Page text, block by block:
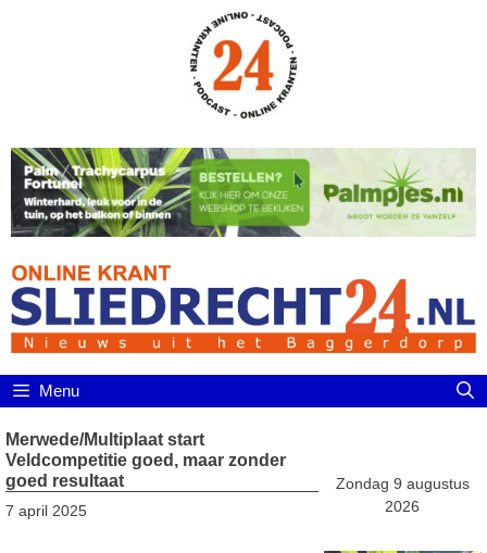
Menu
Merwede/Multiplaat start
Veldcompetitie goed, maar zonder
goed resultaat
7 april 2025
Zondag 9 augustus
2026